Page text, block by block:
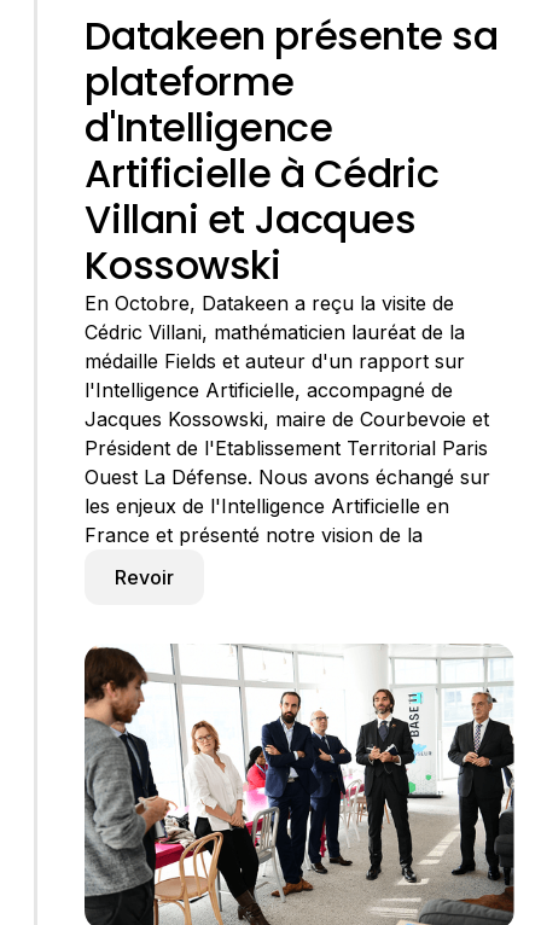
Datakeen présente sa
plateforme
d'Intelligence
Artificielle à Cédric
Villani et Jacques
Kossowski
En Octobre, Datakeen a reçu la visite de
Cédric Villani, mathématicien lauréat de la
médaille Fields et auteur d'un rapport sur
l'Intelligence Artificielle, accompagné de
Jacques Kossowski, maire de Courbevoie et
Président de l'Etablissement Territorial Paris
Ouest La Défense. Nous avons échangé sur
les enjeux de l'Intelligence Artificielle en
France et présenté notre vision de la
Revoir